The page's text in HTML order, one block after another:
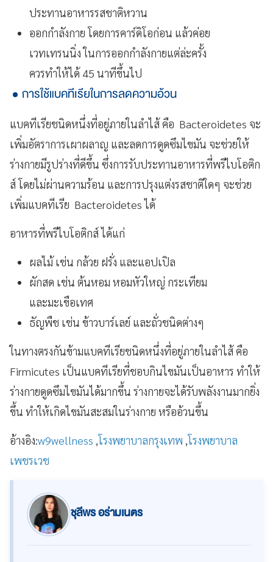
ประทานอาหารรสชาติหวาน
ออกกำลังกาย โดยการคาร์ดิโอก่อน แล้วค่อย
เวทเทรนนิ่ง ในการออกกำลังกายแต่ล่ะครั้ง
ควรทำให้ได้ 45 นาทีขึ้นไป
การใช้แบคทีเรียในการลดความอ้วน
แบคทีเรียชนิดหนึ่งที่อยู่ภายในลำไส้ คือ Bacteroidetes จะ
เพิ่มอัตราการเผาผลาญ และลดการดูดซึมไขมัน จะช่วยให้
ร่างกายมีรูปร่างที่ดีขึ้น ซึ่งการรับประทานอาหารที่พรีไบโอติก
ส์ โดยไม่ผ่านความร้อน และการปรุงแต่งรสชาติใดๆ จะช่วย
เพิ่มแบคทีเรีย Bacteroidetes ได้
อาหารที่พรีไบโอติกส์ ได้แก่
ผลไม้ เช่น กล้วย ฝรั่ง และแอปเปิล
ผักสด เช่น ต้นหอม หอมหัวใหญ่ กระเทียม
และมะเขือเทศ
ธัญพืช เช่น ข้าวบาร์เลย์ และถั่วชนิดต่างๆ
ในทางตรงกันข้ามแบคทีเรียชนิดหนึ่งที่อยู่ภายในลำไส้ คือ
Firmicutes เป็นแบคทีเรียที่ชอบกินไขมันเป็นอาหาร ทำให้
ร่างกายดูดซึมไขมันได้มากขึ้น ร่างกายจะได้รับพลังงานมากยิ่ง
ขึ้น ทำให้เกิดไขมันสะสมในร่างกาย หรืออ้วนขึ้น
อ้างอิง:w9wellness ,โรงพยาบาลกรุงเทพ ,โรงพยาบาล
เพชรเวช
ชุลีพร อร่ามเนตร